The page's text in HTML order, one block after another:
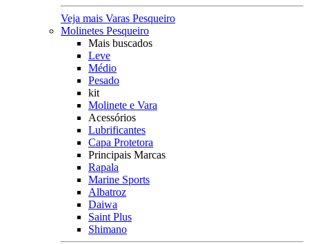
Veja mais Varas Pesqueiro
Molinetes Pesqueiro
Mais buscados
Leve
Médio
Pesado
kit
Molinete e Vara
Acessórios
Lubrificantes
Capa Protetora
Principais Marcas
Rapala
Marine Sports
Albatroz
Daiwa
Saint Plus
Shimano